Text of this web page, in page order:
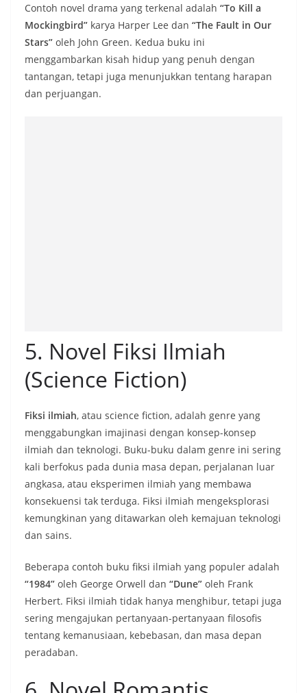
Contoh novel drama yang terkenal adalah “To Kill a
Mockingbird” karya Harper Lee dan “The Fault in Our
Stars” oleh John Green. Kedua buku ini
menggambarkan kisah hidup yang penuh dengan
tantangan, tetapi juga menunjukkan tentang harapan
dan perjuangan.
5. Novel Fiksi Ilmiah
(Science Fiction)
Fiksi ilmiah, atau science fiction, adalah genre yang
menggabungkan imajinasi dengan konsep-konsep
ilmiah dan teknologi. Buku-buku dalam genre ini sering
kali berfokus pada dunia masa depan, perjalanan luar
angkasa, atau eksperimen ilmiah yang membawa
konsekuensi tak terduga. Fiksi ilmiah mengeksplorasi
kemungkinan yang ditawarkan oleh kemajuan teknologi
dan sains.
Beberapa contoh buku fiksi ilmiah yang populer adalah
“1984” oleh George Orwell dan “Dune” oleh Frank
Herbert. Fiksi ilmiah tidak hanya menghibur, tetapi juga
sering mengajukan pertanyaan-pertanyaan filosofis
tentang kemanusiaan, kebebasan, dan masa depan
peradaban.